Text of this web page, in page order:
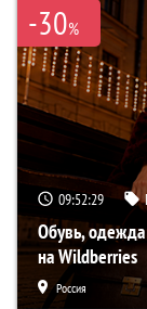
-30%
09:52:28
Обувь, одежда
на Wildberries
Россия